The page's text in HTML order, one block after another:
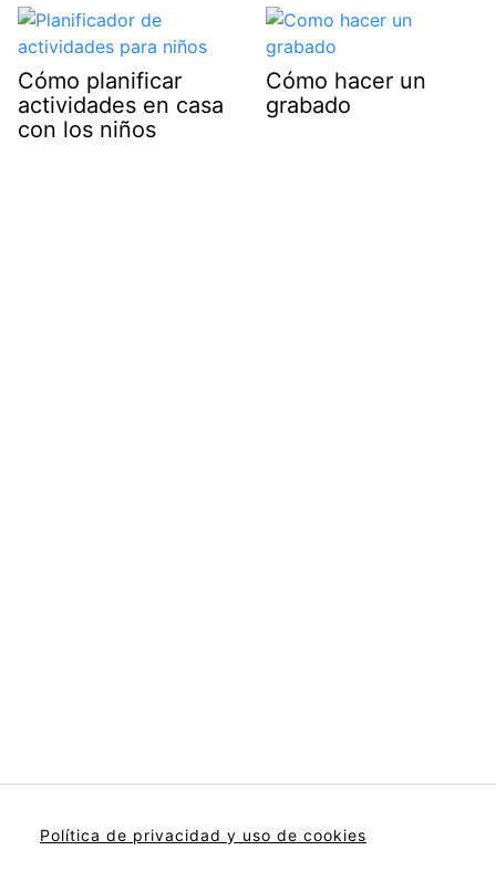
Cómo planificar
actividades en casa
con los niños
Cómo hacer un
grabado
Política de privacidad y uso de cookies